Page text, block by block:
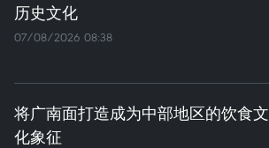
历史文化
07/08/2026 08:38
将广南面打造成为中部地区的饮食文
化象征